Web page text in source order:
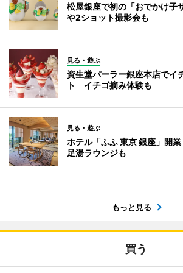
松屋銀座で初の「おでかけ
や2ショット撮影会も
見る・遊ぶ
資生堂パーラー銀座本店でイ
ト イチゴ摘み体験も
見る・遊ぶ
ホテル「ふふ 東京 銀座」開
足湯ラウンジも
もっと見る
買う